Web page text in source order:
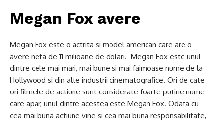
Megan Fox avere
Megan Fox este o actrita si model american care are o
avere neta de 11 milioane de dolari. Megan Fox este unul
dintre cele mai mari, mai bune si mai faimoase nume de la
Hollywood si din alte industrii cinematografice. Ori de cate
ori filmele de actiune sunt considerate foarte putine nume
care apar, unul dintre acestea este Megan Fox. Odata cu
cea mai buna actiune vine si cea mai buna responsabilitate,